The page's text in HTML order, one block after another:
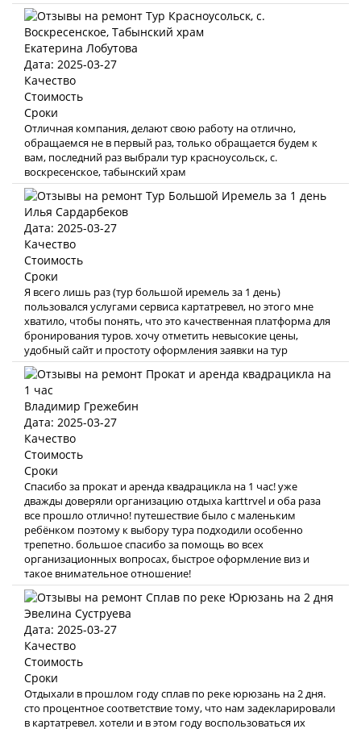
Екатерина Лобутова
Дата: 2025-03-27
Качество
Стоимость
Сроки
Отличная компания, делают свою работу на отлично,
обращаемся не в первый раз, только обращается будем к
вам, последний раз выбрали тур красноусольск, с.
воскресенское, табынский храм
Илья Сардарбеков
Дата: 2025-03-27
Качество
Стоимость
Сроки
Я всего лишь раз (тур большой иремель за 1 день)
пользовался услугами сервиса картатревел, но этого мне
хватило, чтобы понять, что это качественная платформа для
бронирования туров. хочу отметить невысокие цены,
удобный сайт и простоту оформления заявки на тур
Владимир Грежебин
Дата: 2025-03-27
Качество
Стоимость
Сроки
Спасибо за прокат и аренда квадрацикла на 1 час! уже
дважды доверяли организацию отдыха karttrvel и оба раза
все прошло отлично! путешествие было с маленьким
ребёнком поэтому к выбору тура подходили особенно
трепетно. большое спасибо за помощь во всех
организационных вопросах, быстрое оформление виз и
такое внимательное отношение!
Эвелина Суструева
Дата: 2025-03-27
Качество
Стоимость
Сроки
Отдыхали в прошлом году сплав по реке юрюзань на 2 дня.
сто процентное соответствие тому, что нам задекларировали
в картатревел. хотели и в этом году воспользоваться их